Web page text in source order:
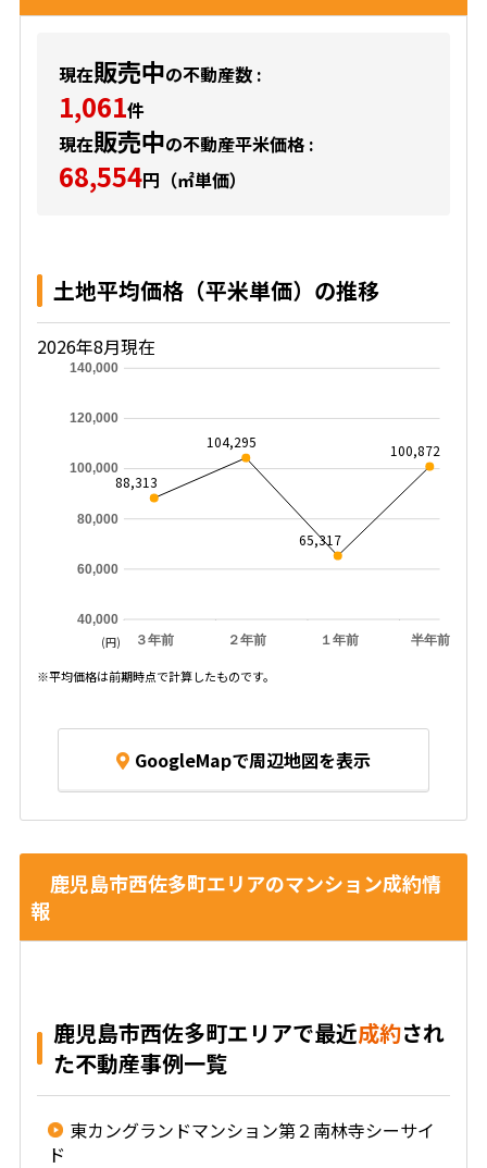
現在販売中の不動産数 :
1,061件
現在販売中の不動産平米価格 :
68,554円（㎡単価）
土地平均価格（平米単価）の推移
2026年8月現在
３年前 ２年前 １年前 半年前
40,000
60,000
80,000
100,000
120,000
140,000
88,313
104,295
65,317
100,872
(円)
※平均価格は前期時点で計算したものです。
GoogleMapで周辺地図を表示
鹿児島市西佐多町エリアのマンション成約情
報
鹿児島市西佐多町エリアで最近成約され
た不動産事例一覧
東カングランドマンション第２南林寺シーサイ
ド